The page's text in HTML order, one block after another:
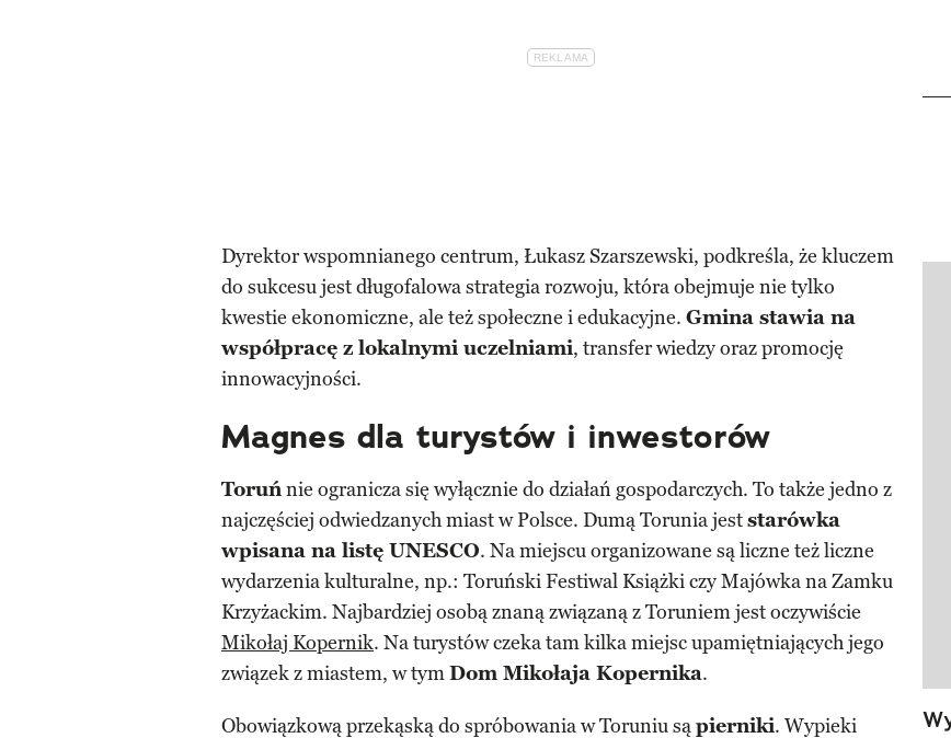
Dyrektor wspomnianego centrum, Łukasz Szarszewski, podkreśla, że kluczem
do sukcesu jest długofalowa strategia rozwoju, która obejmuje nie tylko
kwestie ekonomiczne, ale też społeczne i edukacyjne. Gmina stawia na
współpracę z lokalnymi uczelniami, transfer wiedzy oraz promocję
innowacyjności.
Magnes dla turystów i inwestorów
Toruńnie ogranicza się wyłącznie do działań gospodarczych. To także jedno z
najczęściej odwiedzanych miast w Polsce. Dumą Torunia jeststarówka
wpisana na listę UNESCO. Na miejscu organizowane są liczne też liczne
wydarzenia kulturalne, np.: Toruński Festiwal Książki czy Majówka na Zamku
Krzyżackim. Najbardziej osobą znaną związaną z Toruniem jest oczywiście
Mikołaj Kopernik. Na turystów czeka tam kilka miejsc upamiętniających jego
związek z miastem, w tymDom Mikołaja Kopernika.
Obowiązkową przekąską do spróbowania w Toruniu sąpierniki. Wypieki